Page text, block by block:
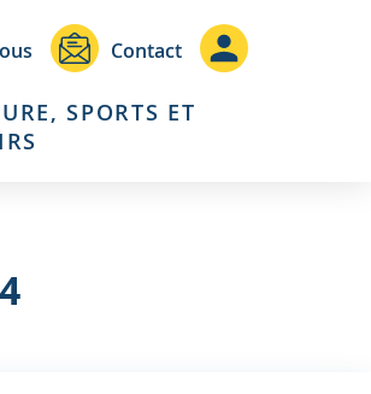
Contact
Header
-
SPORTS ET